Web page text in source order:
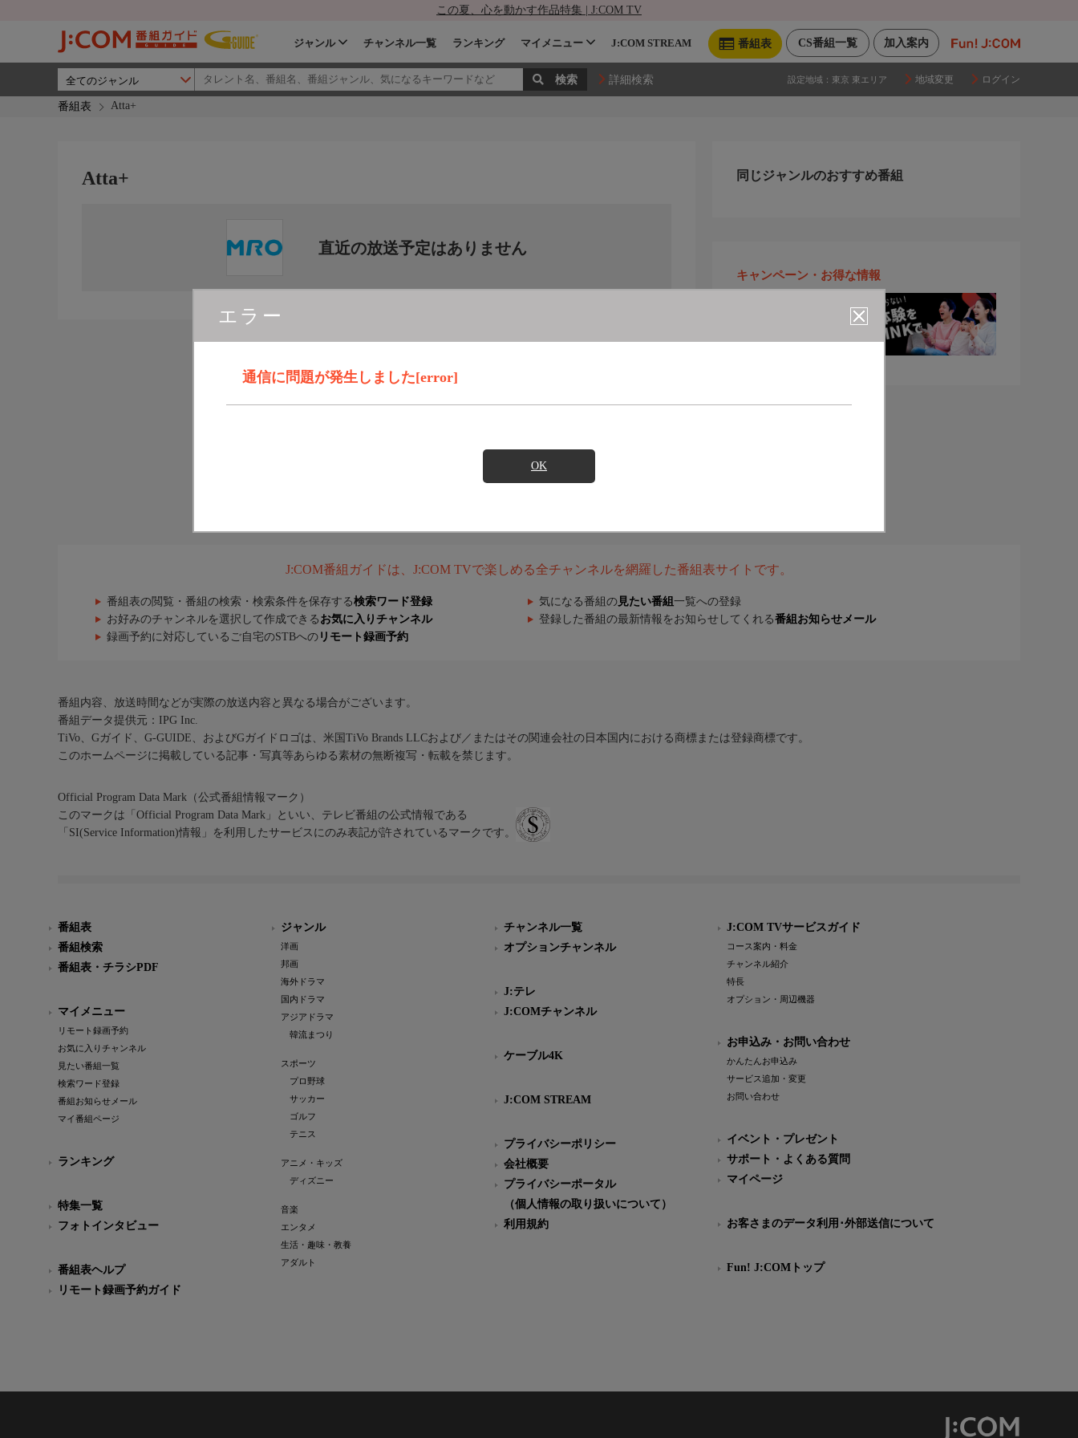
この夏、心を動かす作品特集 | J:COM TV
加入案内
CS番組一覧
番組表
ジャンル チャンネル一覧 ランキング マイメニュー J:COM STREAM
詳細検索 設定地域： 東京 東エリア 地域変更 ログイン
番組表 Atta+
エラー
通信に問題が発生しました[error]
OK
Atta+
直近の放送予定はありません
同じジャンルのおすすめ番組
キャンペーン・お得な情報
J:COM番組ガイドは、J:COM TVで楽しめる全チャンネルを網羅した番組表サイトです。
番組表の閲覧・番組の検索・検索条件を保存する検索ワード登録 気になる番組の 見たい番組 一覧への登録
お好みのチャンネルを選択して作成できる お気に入りチャンネル 登録した番組の最新情報をお知らせしてくれる番組お知らせメール
録画予約に対応しているご自宅のSTBへの リモート録画予約
番組内容、放送時間などが実際の放送内容と異なる場合がございます。
番組データ提供元：IPG Inc.
TiVo、Gガイド、G-GUIDE、およびGガイドロゴは、米国TiVo Brands LLCおよび／またはその関連会社の日本国内における商標または登録商標です。
このホームページに掲載している記事・写真等あらゆる素材の無断複写・転載を禁じます。
Official Program Data Mark（公式番組情報マーク）
このマークは「Official Program Data Mark」といい、テレビ番組の公式情報である
「SI(Service Information)情報」を利用したサービスにのみ表記が許されているマークです。
番組表
番組検索
番組表・チラシPDF
マイメニュー
リモート録画予約
お気に入りチャンネル
見たい番組一覧
検索ワード登録
番組お知らせメール
マイ番組ページ
ランキング
特集一覧
フォトインタビュー
番組表ヘルプ
リモート録画予約ガイド
ジャンル
洋画
邦画
海外ドラマ
国内ドラマ
アジアドラマ
韓流まつり
スポーツ
プロ野球
サッカー
ゴルフ
テニス
アニメ・キッズ
ディズニー
音楽
エンタメ
生活・趣味・教養
アダルト
チャンネル一覧
オプションチャンネル
J:テレ
J:COMチャンネル
ケーブル4K
J:COM STREAM
プライバシーポリシー
会社概要
プライバシーポータル
（個人情報の取り扱いについて）
利用規約
J:COM TVサービスガイド
コース案内・料金
チャンネル紹介
特長
オプション・周辺機器
お申込み・お問い合わせ
かんたんお申込み
サービス追加・変更
お問い合わせ
イベント・プレゼント
サポート・よくある質問
マイページ
お客さまのデータ利用･外部送信について
Fun! J:COMトップ